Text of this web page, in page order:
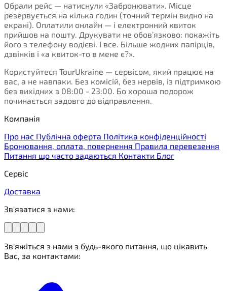
Обрали рейс — натиснули «Забронювати». Місце
резервується на кілька годин (точний термін видно на
екрані). Оплатили онлайн — і електронний квиток
прийшов на пошту. Друкувати не обов’язково: покажіть
його з телефону водієві. І все. Більше жодних папірців,
дзвінків і «а квиток-то в мене є?».
Користуйтеся TourUkraine — сервісом, який працює на
вас, а не навпаки. Без комісій, без нервів, із підтримкою
без вихідних з 08:00 - 23:00. Бо хороша подорож
починається задовго до відправлення.
Компанія
Про нас Публічна оферта Політика конфіденційності
Бронювання, оплата, повернення Правила перевезення
Питання що часто задаються Контакти Блог
Сервіс
Доставка
Зв'язатися з нами:
Зв'яжіться з нами з будь-якого питання, що цікавить
Вас, за контактами: